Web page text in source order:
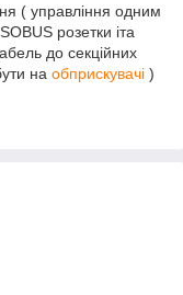
( управління одним
розетки іта
до секційних
на обприскувачі )